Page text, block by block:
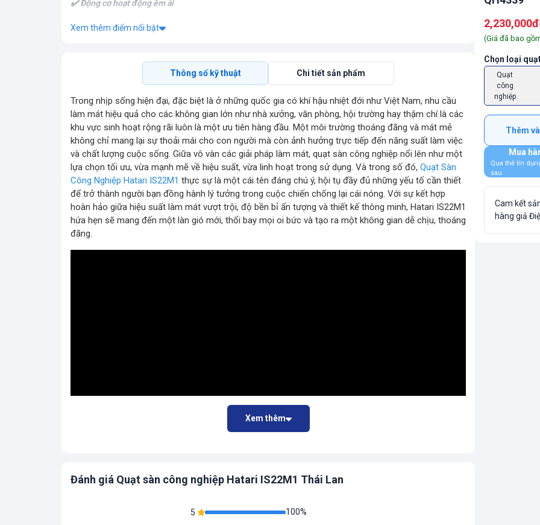
✔️ Động cơ hoạt động êm ái
✔️ Độ bền cao
Xem thêm điểm nổi bật
Thông số kỹ thuật Chi tiết sản phẩm
Trong nhịp sống hiện đại, đặc biệt là ở những quốc gia có khí hậu nhiệt đới như Việt Nam, nhu cầu
làm mát hiệu quả cho các không gian lớn như nhà xưởng, văn phòng, hội trường hay thậm chí là các
khu vực sinh hoạt rộng rãi luôn là một ưu tiên hàng đầu. Một môi trường thoáng đãng và mát mẻ
không chỉ mang lại sự thoải mái cho con người mà còn ảnh hưởng trực tiếp đến năng suất làm việc
và chất lượng cuộc sống. Giữa vô vàn các giải pháp làm mát, quạt sàn công nghiệp nổi lên như một
lựa chọn tối ưu, vừa mạnh mẽ về hiệu suất, vừa linh hoạt trong sử dụng. Và trong số đó, Quạt Sàn
Công Nghiệp Hatari IS22M1 thực sự là một cái tên đáng chú ý, hội tụ đầy đủ những yếu tố cần thiết
để trở thành người bạn đồng hành lý tưởng trong cuộc chiến chống lại cái nóng. Với sự kết hợp
hoàn hảo giữa hiệu suất làm mát vượt trội, độ bền bỉ ấn tượng và thiết kế thông minh, Hatari IS22M1
hứa hẹn sẽ mang đến một làn gió mới, thổi bay mọi oi bức và tạo ra một không gian dễ chịu, thoáng
đãng.
Xem thêm
Đánh giá Quạt sàn công nghiệp Hatari IS22M1 Thái Lan
5
100%
2,230,000đ
(Giá đã bao
Chọn loại
Quạt
công
nghiệp
Thêm
Mua
Qua thẻ tín
sau
Cam kết
hàng giả
Đánh giá sản phẩm
Đánh giá Quạt sàn công nghiệp Hatari IS22M1 Thái Lan
Rất tốt Tốt Tạm ổn Tệ Rất tệ
Điện Máy Quang Hạnh Hà Đông
128 Nguyễn Văn Lộc, Mộ Lao, Hà Đông, Hà Nội
024.6260.4488 - 024 6260 4466
Điện Máy Quang Hạnh Đống Đa
313 Giảng Võ, Đống Đa, Hà Nội
0981 569 875